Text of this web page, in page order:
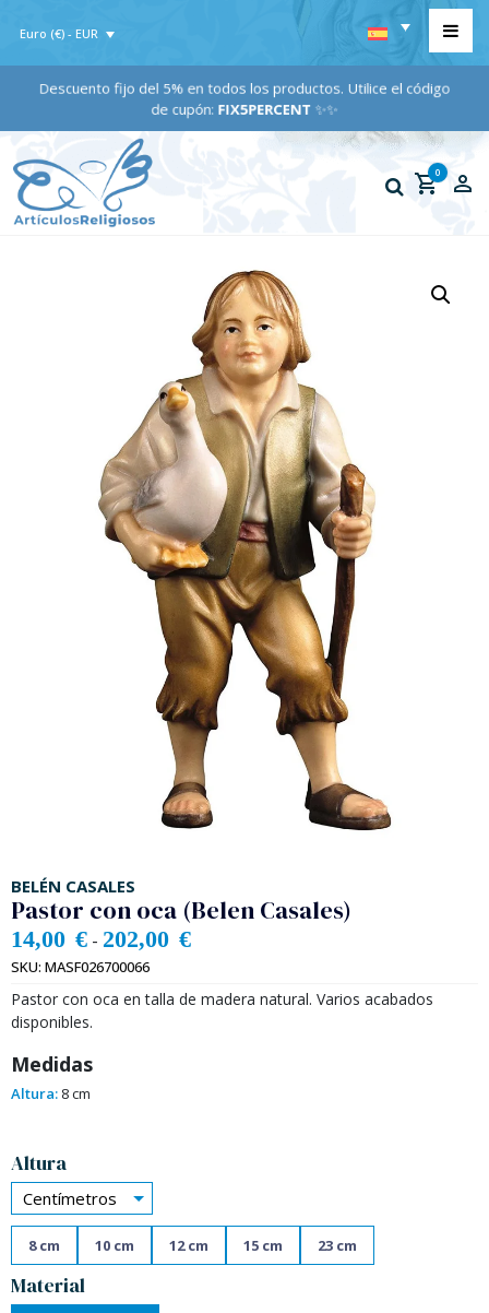
Euro (€) - EUR
Descuento fijo del 5% en todos los productos. Utilice el código
de cupón:FIX5PERCENT✨✨
0
BELÉN CASALES
Pastor con oca (Belen Casales)
14,00 € - 202,00 €
SKU: MASF026700066
Pastor con oca en talla de madera natural. Varios acabados
disponibles.
Medidas
Altura: 8 cm
Altura
Centímetros
8 cm 10 cm 12 cm 15 cm 23 cm
Material